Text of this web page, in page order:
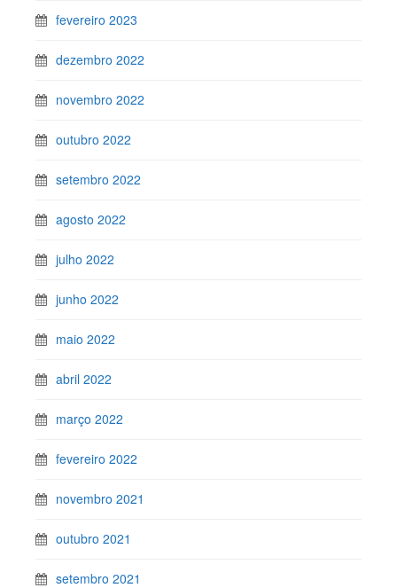
fevereiro 2023
dezembro 2022
novembro 2022
outubro 2022
setembro 2022
agosto 2022
julho 2022
junho 2022
maio 2022
abril 2022
março 2022
fevereiro 2022
novembro 2021
outubro 2021
setembro 2021